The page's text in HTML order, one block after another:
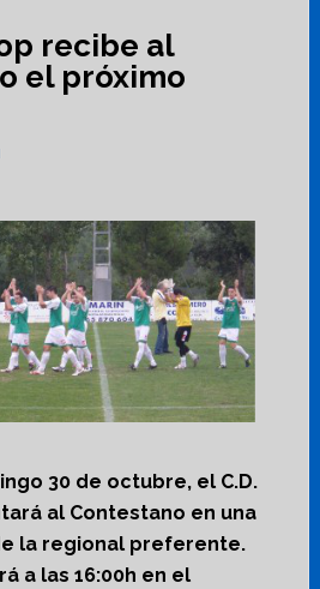
recibe al
el próximo
30 de octubre, el C.D.
al Contestano en una
la regional preferente.
a las 16:00h en el